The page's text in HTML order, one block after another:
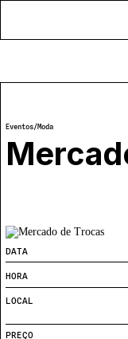
Notícias
Classificados
Espetáculos
Eventos
Por Localidade
Locais
Mapa
Crítica
COFFEELABS
Workshops
Formadores
Recursos
Links úteis
Sobre
Eventos/Moda
DATA
HORA
LOCAL
PREÇO